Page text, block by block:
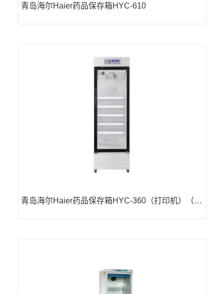
青岛海尔Haier药品保存箱HYC-610
青岛海尔Haier药品保存箱HYC-360（打印机）（已